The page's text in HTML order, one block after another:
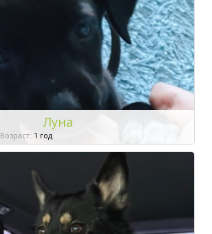
Луна
Возраст: 1 год